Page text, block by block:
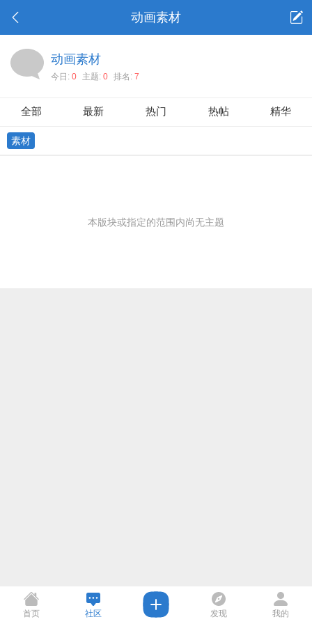
动画素材
动画素材
今日: 0 主题: 0 排名: 7
全部 最新 热门 热帖 精华
素材
本版块或指定的范围内尚无主题
首页 社区 发现 我的